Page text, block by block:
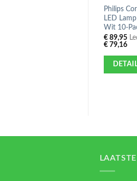
Philips
LED
Wit 10-
€89,95
€79,16